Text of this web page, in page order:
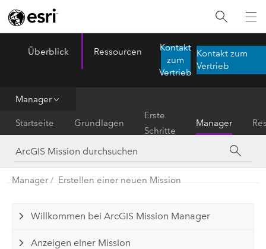
ArcGIS Mission
Überblick Ressourcen
Kontakt
zum
Vertrieb
Kontakt zum
Vertrieb
Manager
Startseite Grundlagen
Erste
Schritte
Manager
Manager Erstellen einer neuen Mission
Willkommen bei ArcGIS Mission Manager
Anzeigen einer Mission